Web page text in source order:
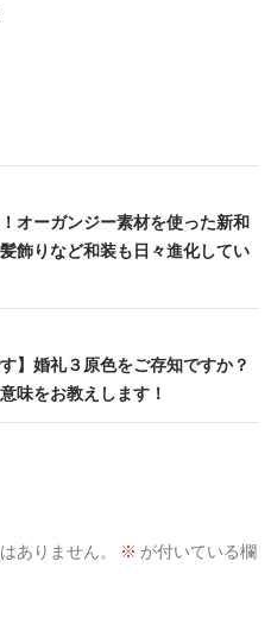
オーガンジー素材を使った新和
飾りなど和装も日々進化してい
】婚礼３原色をご存知ですか？
味をお教えします！
ありません。 ※ が付いている欄